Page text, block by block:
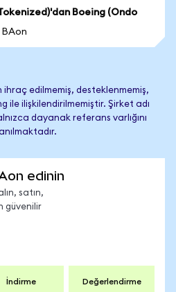
Boeing (Ondo
BAon
ihraç edilmemiş, desteklenmemiş,
ile ilişkilendirilmemiştir. Şirket adı
dayanak referans varlığını
edinin
satın,
güvenilir
İndirme Değerlendirme